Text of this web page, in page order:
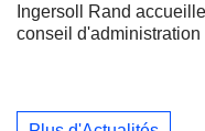
Ingersoll Rand
conseil d'administration